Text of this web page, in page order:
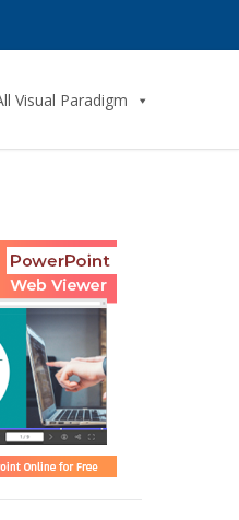
Visual Paradigm